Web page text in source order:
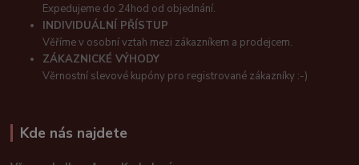
Expedujeme do 24hod od objednání.
INDIVIDUÁLNÍ PŘÍSTUP
Věříme v osobní vztah mezi zákazníkem a prodejcem.
ZÁKAZNICKÉ VÝHODY
Věrnostní slevové kupóny pro registrované zákazníky :-)
Kde nás najdete